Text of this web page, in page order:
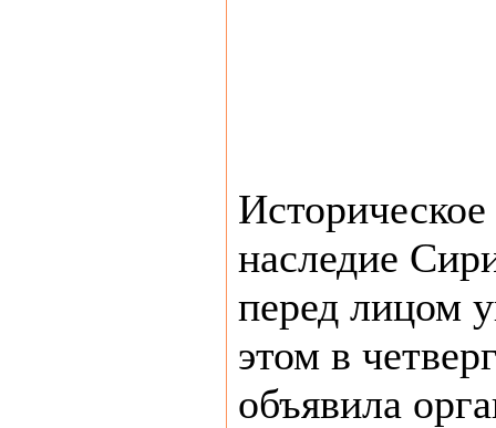
наследие
перед лицом
этом в
объявила